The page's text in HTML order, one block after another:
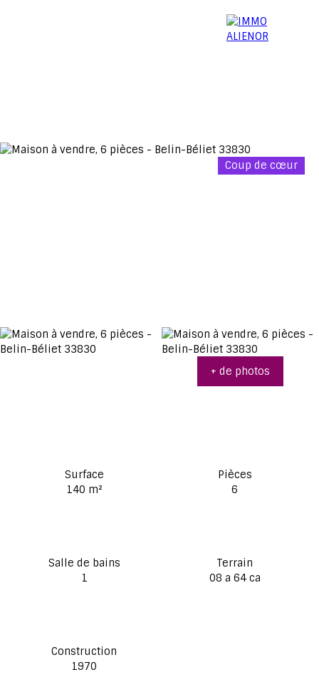
Coup de cœur
+ de photos
Surface
140 m²
Pièces
6
Salle de bains
1
Terrain
08 a 64 ca
Construction
1970